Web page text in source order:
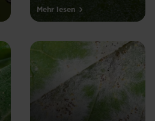
Mehr lesen